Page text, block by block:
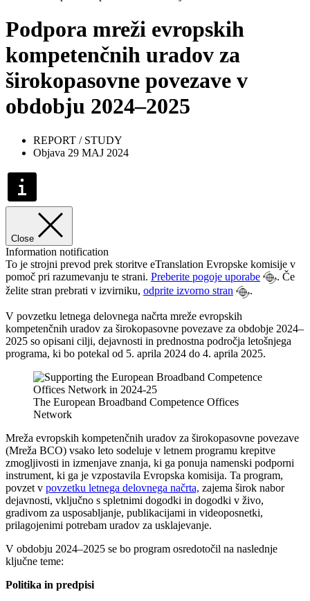
Podpora mreži evropskih
kompetenčnih uradov za
širokopasovne povezave v
obdobju 2024–2025
REPORT / STUDY
Objava 29 MAJ 2024
Close
Information notification
To je strojni prevod prek storitve eTranslation Evropske komisije v
pomoč pri razumevanju te strani. Preberite pogoje uporabe
. Če
želite stran prebrati v izvirniku, odprite izvorno stran .
V povzetku letnega delovnega načrta mreže evropskih
kompetenčnih uradov za širokopasovne povezave za obdobje 2024–
2025 so opisani cilji, dejavnosti in prednostna področja letošnjega
programa, ki bo potekal od 5. aprila 2024 do 4. aprila 2025.
The European Broadband Competence Offices
Network
Mreža evropskih kompetenčnih uradov za širokopasovne povezave
(Mreža BCO) vsako leto sodeluje v letnem programu krepitve
zmogljivosti in izmenjave znanja, ki ga ponuja namenski podporni
instrument, ki ga je vzpostavila Evropska komisija. Ta program,
povzet v povzetku letnega delovnega načrta, zajema širok nabor
dejavnosti, vključno s spletnimi dogodki in dogodki v živo,
gradivom za usposabljanje, publikacijami in videoposnetki,
prilagojenimi potrebam uradov za usklajevanje.
V obdobju 2024–2025 se bo program osredotočil na naslednje
ključne teme:
Politika in predpisi